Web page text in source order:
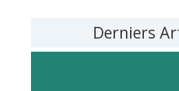
Derniers